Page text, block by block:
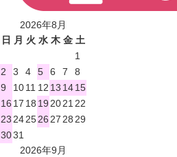
2026年8月
日 月 火 水 木 金 土
1
2
3 4 5 6 7
8
9
1011 12 13 1415
16 17 18 19202122
23242526272829
3031
2026年9月